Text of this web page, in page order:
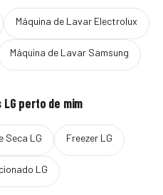
Máquina de Lavar Electrolux
Máquina de Lavar Samsung
LG perto de mim
Seca LG Freezer LG
LG